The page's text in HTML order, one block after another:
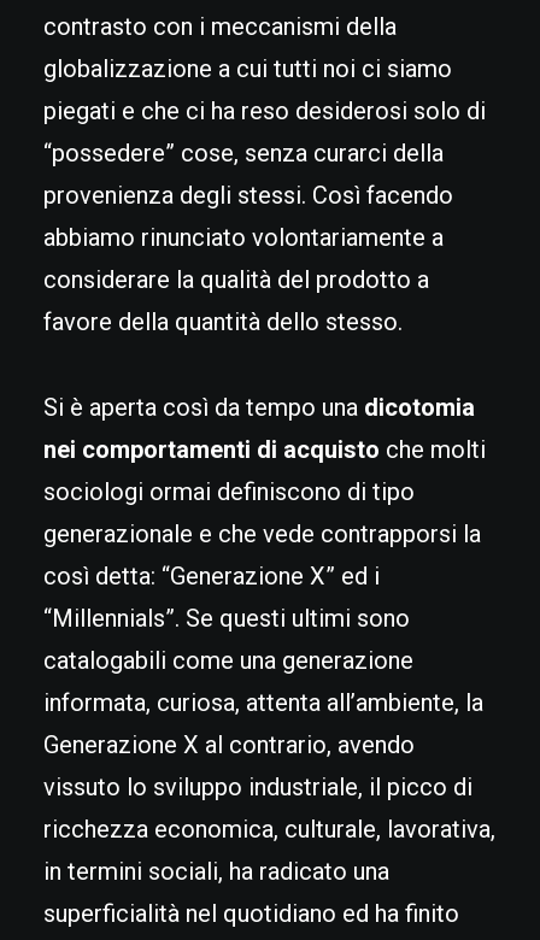
contrasto con i meccanismi della
globalizzazione a cui tutti noi ci siamo
piegati e che ci ha reso desiderosi solo di
“possedere” cose, senza curarci della
provenienza degli stessi. Così facendo
abbiamo rinunciato volontariamente a
considerare la qualità del prodotto a
favore della quantità dello stesso.
Si è aperta così da tempo una dicotomia
nei comportamenti di acquisto che molti
sociologi ormai definiscono di tipo
generazionale e che vede contrapporsi la
così detta: “Generazione X” ed i
“Millennials”. Se questi ultimi sono
catalogabili come una generazione
informata, curiosa, attenta all’ambiente, la
Generazione X al contrario, avendo
vissuto lo sviluppo industriale, il picco di
ricchezza economica, culturale, lavorativa,
in termini sociali, ha radicato una
superficialità nel quotidiano ed ha finito